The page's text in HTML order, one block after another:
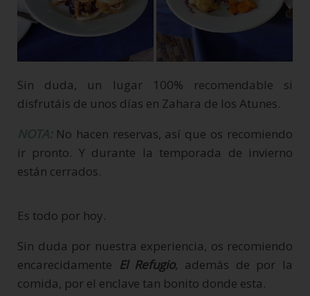
Sin duda, un lugar 100% recomendable si
disfrutáis de unos días en Zahara de los Atunes.
NOTA:No hacen reservas, así que os recomiendo
ir pronto. Y durante la temporada de invierno
están cerrados.
Es todo por hoy.
Sin duda por nuestra experiencia, os recomiendo
encarecidamente El Refugio, además de por la
comida, por el enclave tan bonito donde esta.